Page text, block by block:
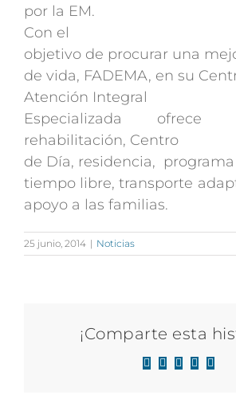
por la EM.
Con el
objetivo de procurar una
de vida, FADEMA, en su
Atención Integral
Especializada ofrece
rehabilitación, Centro
de Día, residencia,
tiempo libre, transporte
apoyo a las familias.
25 junio, 2014 | Noticias
¡Comparte esta
Facebook
X LinkedIn
WhatsApp
Correo